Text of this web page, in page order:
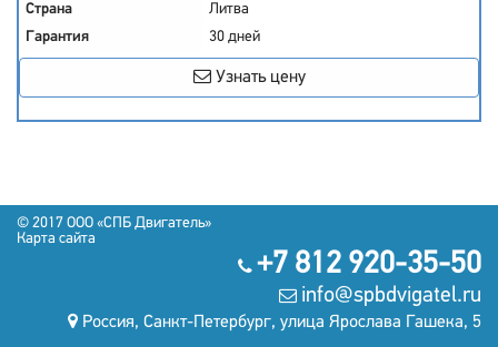
Страна
Литва
Гарантия
30 дней
Узнать цену
© 2017 OOO «СПБ Двигатель»
Карта сайта
+7 812 920-35-50
info@spbdvigatel.ru
Россия, Санкт-Петербург, улица Ярослава Гашека, 5